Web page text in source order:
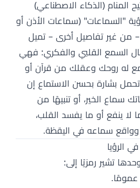
المنام (الذكاء الاصطناعي)
"السماعات" (سماعات الأذن أو
– من غير تفاصيل أخرى – تميل
السمع القلبي والفكري: فهي
له روحك وعقلك من قرآن أو
بشارة بحسن الاستماع إن
سماع الخير، أو تنبيهًا من
لا ينفع أو ما يفسد القلب،
سماعه في اليقظة.
الرؤيا
تشير رمزيًا إلى:
عمومًا.